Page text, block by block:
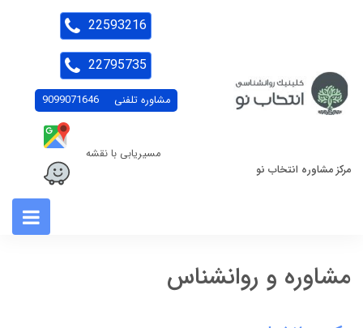
مرکز مشاوره انتخاب نو
مشاوره تلفنی 9099071646
مسیریابی با نقشه
22593216
22795735
مشاوره و روانشناس